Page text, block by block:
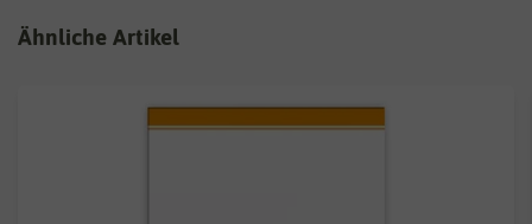
Ähnliche Artikel